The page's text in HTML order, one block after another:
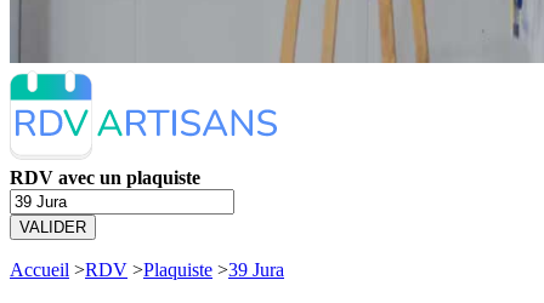
RDV avec un plaquiste
VALIDER
Accueil >RDV >Plaquiste >39 Jura